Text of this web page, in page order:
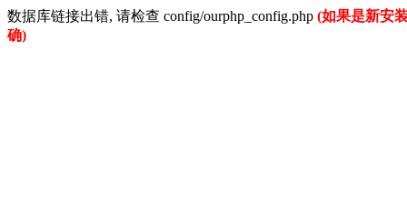
数据库链接出错, 请检查 config/ourphp_config.php (如果是新安
确)